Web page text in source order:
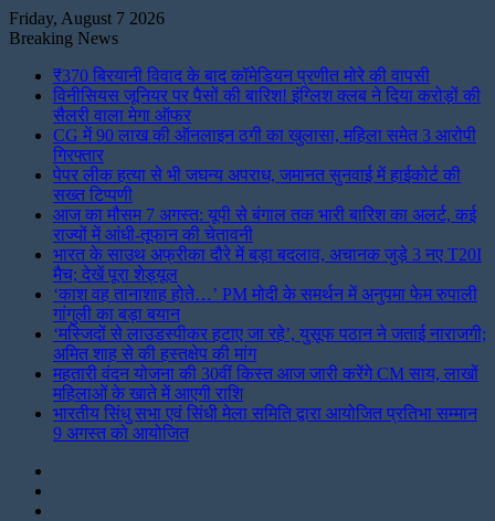
Friday, August 7 2026
Breaking News
₹370 बिरयानी विवाद के बाद कॉमेडियन प्रणीत मोरे की वापसी
विनीसियस जूनियर पर पैसों की बारिश! इंग्लिश क्लब ने दिया करोड़ों की
सैलरी वाला मेगा ऑफर
CG में 90 लाख की ऑनलाइन ठगी का खुलासा, महिला समेत 3 आरोपी
गिरफ्तार
पेपर लीक हत्या से भी जघन्य अपराध, जमानत सुनवाई में हाईकोर्ट की
सख्त टिप्पणी
आज का मौसम 7 अगस्त: यूपी से बंगाल तक भारी बारिश का अलर्ट, कई
राज्यों में आंधी-तूफान की चेतावनी
भारत के साउथ अफ्रीका दौरे में बड़ा बदलाव, अचानक जुड़े 3 नए T20I
मैच; देखें पूरा शेड्यूल
‘काश वह तानाशाह होते…’ PM मोदी के समर्थन में अनुपमा फेम रुपाली
गांगुली का बड़ा बयान
‘मस्जिदों से लाउडस्पीकर हटाए जा रहे’, युसूफ पठान ने जताई नाराजगी;
अमित शाह से की हस्तक्षेप की मांग
महतारी वंदन योजना की 30वीं किस्त आज जारी करेंगे CM साय, लाखों
महिलाओं के खाते में आएगी राशि
भारतीय सिंधु सभा एवं सिंधी मेला समिति द्वारा आयोजित प्रतिभा सम्मान
9 अगस्त को आयोजित